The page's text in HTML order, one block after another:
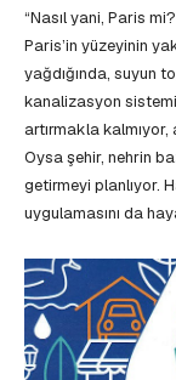
“Nasıl yani, Paris
Paris’in yüzeyinin
yağdığında, suyun
kanalizasyon
artırmakla kalmıyor,
Oysa şehir, nehrin
getirmeyi planlıyor.
uygulamasını da